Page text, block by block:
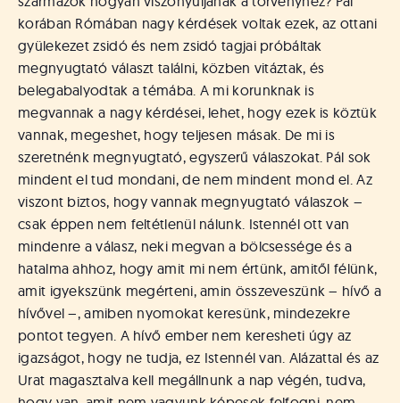
korában Rómában nagy kérdések voltak ezek, az ottani
gyülekezet zsidó és nem zsidó tagjai próbáltak
megnyugtató választ találni, közben vitáztak, és
belegabalyodtak a témába. A mi korunknak is
megvannak a nagy kérdései, lehet, hogy ezek is köztük
vannak, megeshet, hogy teljesen másak. De mi is
szeretnénk megnyugtató, egyszerű válaszokat. Pál sok
mindent el tud mondani, de nem mindent mond el. Az
viszont biztos, hogy vannak megnyugtató válaszok –
csak éppen nem feltétlenül nálunk. Istennél ott van
mindenre a válasz, neki megvan a bölcsessége és a
hatalma ahhoz, hogy amit mi nem értünk, amitől félünk,
amit igyekszünk megérteni, amin összeveszünk – hívő a
hívővel –, amiben nyomokat keresünk, mindezekre
pontot tegyen. A hívő ember nem keresheti úgy az
igazságot, hogy ne tudja, ez Istennél van. Alázattal és az
Urat magasztalva kell megállnunk a nap végén, tudva,